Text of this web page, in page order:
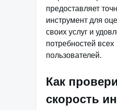
предоставляет
инструмент для
своих услуг и
потребностей всех
пользователей.
Как
скорость